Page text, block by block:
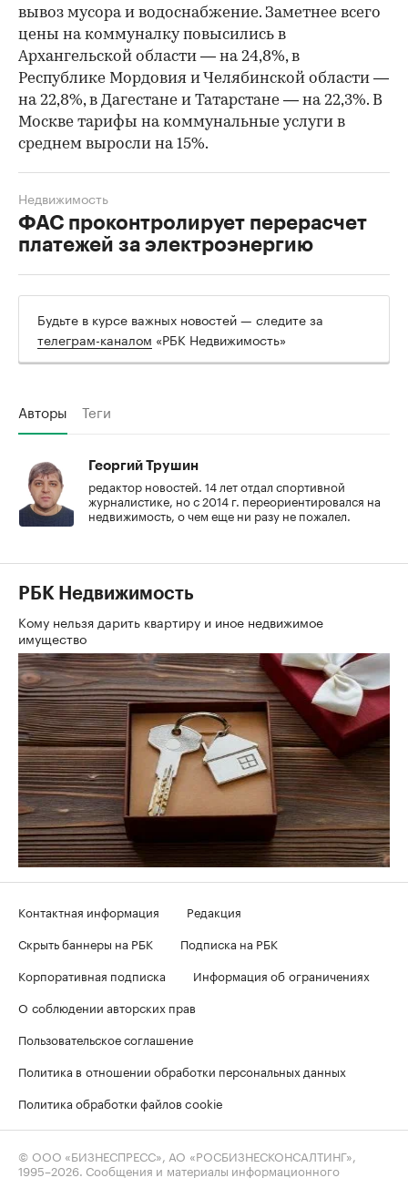
вывоз мусора и водоснабжение. Заметнее всего
цены на коммуналку повысились в
Архангельской области — на 24,8%, в
Республике Мордовия и Челябинской области —
на 22,8%, в Дагестане и Татарстане — на 22,3%. В
Москве тарифы на коммунальные услуги в
среднем выросли на 15%.
ФАС проконтролирует перерасчет
платежей за электроэнергию
Недвижимость
Будьте в курсе важных новостей — следите за
телеграм-каналом «РБК Недвижимость»
Авторы Теги
Георгий Трушин
редактор новостей. 14 лет отдал спортивной
журналистике, но с 2014 г. переориентировался на
недвижимость, о чем еще ни разу не пожалел.
РБК Недвижимость
Кому нельзя дарить квартиру и иное недвижимое
имущество
Контактная информация
Редакция
Скрыть баннеры на РБК
Подписка на РБК
Корпоративная подписка
Информация об ограничениях
О соблюдении авторских прав
Пользовательское соглашение
Политика в отношении обработки персональных данных
Политика обработки файлов cookie
© ООО «БИЗНЕСПРЕСС», АО «РОСБИЗНЕСКОНСАЛТИНГ»,
1995–2026 . Сообщения и материалы информационного